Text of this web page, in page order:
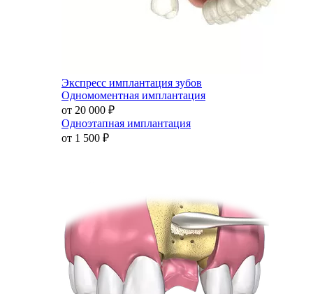
Экспресс имплантация зубов
Одномоментная имплантация
от 20 000 ₽
Одноэтапная имплантация
от 1 500 ₽